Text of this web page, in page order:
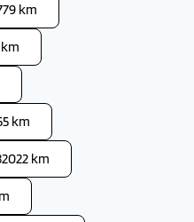
km
km
km